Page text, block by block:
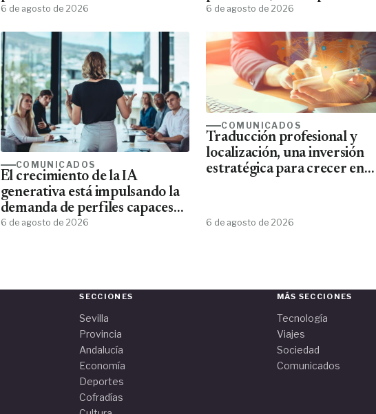
6 de agosto de 2026
datos que ya tienes'
6 de agosto de 2026
COMUNICADOS
El crecimiento de la IA
generativa está impulsando la
demanda de perfiles capaces
de aplicar esta tecnología
6 de agosto de 2026
COMUNICADOS
Traducción profesional y
localización, una inversión
estratégica para crecer en
6 de agosto de 2026
SECCIONES
Sevilla
Provincia
Andalucía
Economía
Deportes
Cofradías
MÁS SECCIONES
Tecnología
Viajes
Sociedad
Comunicados